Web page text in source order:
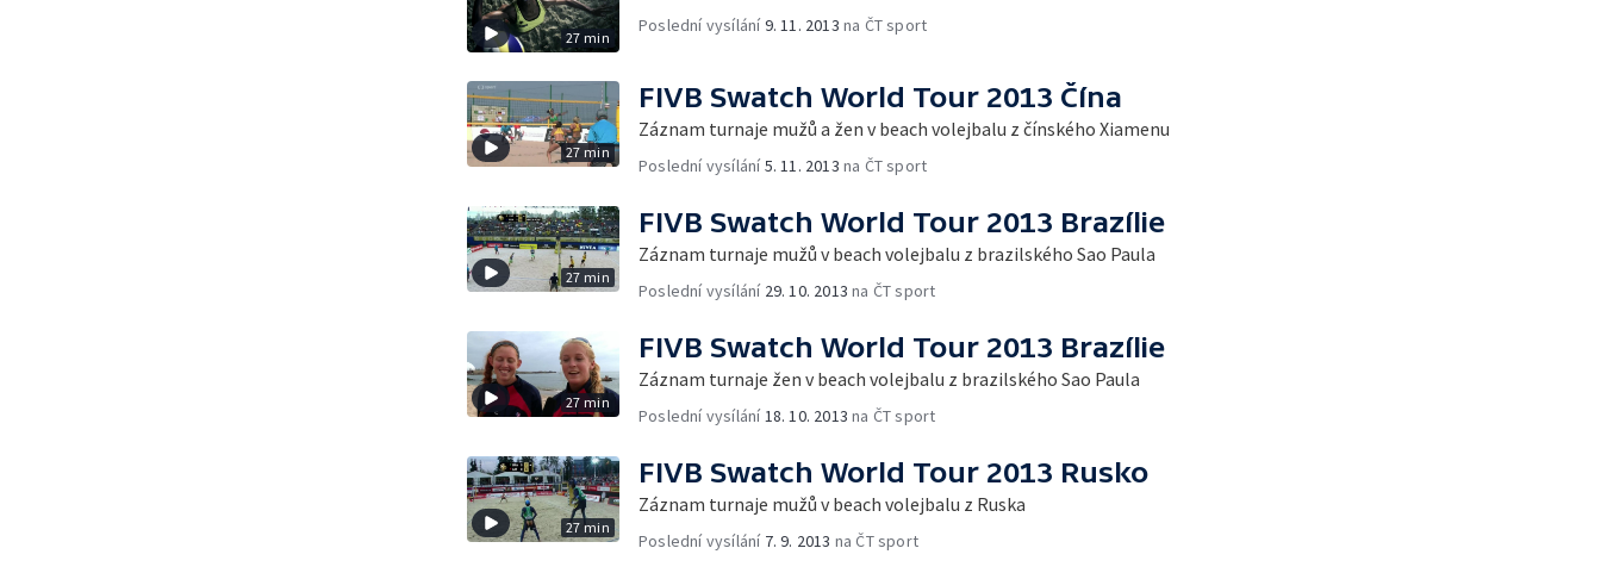
27 min
Poslední vysílání9. 11. 2013 na ČT sport
27 min
FIVB Swatch World Tour 2013 Čína
Záznam turnaje mužů a žen v beach volejbalu z čínského Xiamenu
Poslední vysílání5. 11. 2013 na ČT sport
27 min
FIVB Swatch World Tour 2013 Brazílie
Záznam turnaje mužů v beach volejbalu z brazilského Sao Paula
Poslední vysílání 29. 10. 2013 na ČT sport
27 min
FIVB Swatch World Tour 2013 Brazílie
Záznam turnaje žen v beach volejbalu z brazilského Sao Paula
Poslední vysílání 18. 10. 2013 na ČT sport
27 min
FIVB Swatch World Tour 2013 Rusko
Záznam turnaje mužů v beach volejbalu z Ruska
Poslední vysílání 7. 9. 2013 na ČT sport